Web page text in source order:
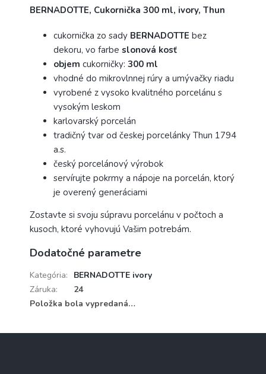
BERNADOTTE, Cukornička 300 ml, ivory, Thun
cukornička zo sady BERNADOTTE bez
dekoru, vo farbe slonová kosť
objem cukorničky: 300 ml
vhodné do mikrovlnnej rúry a umývačky riadu
vyrobené z vysoko kvalitného porcelánu s
vysokým leskom
karlovarský porcelán
tradičný tvar od českej porcelánky Thun 1794
a.s.
český porcelánový výrobok
servírujte pokrmy a nápoje na porcelán, ktorý
je overený generáciami
Zostavte si svoju súpravu porcelánu v počtoch a
kusoch, ktoré vyhovujú Vašim potrebám.
Dodatočné parametre
Kategória:
BERNADOTTE ivory
Záruka:
24
Položka bola vypredaná…